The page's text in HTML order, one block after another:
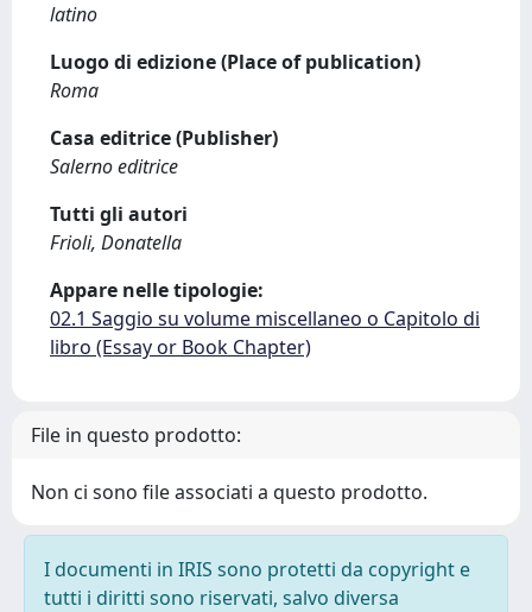
latino
Luogo di edizione (Place of publication)
Roma
Casa editrice (Publisher)
Salerno editrice
Tutti gli autori
Frioli, Donatella
Appare nelle tipologie:
02.1 Saggio su volume miscellaneo o Capitolo di
libro (Essay or Book Chapter)
File in questo prodotto:
Non ci sono file associati a questo prodotto.
I documenti in IRIS sono protetti da copyright e
tutti i diritti sono riservati, salvo diversa